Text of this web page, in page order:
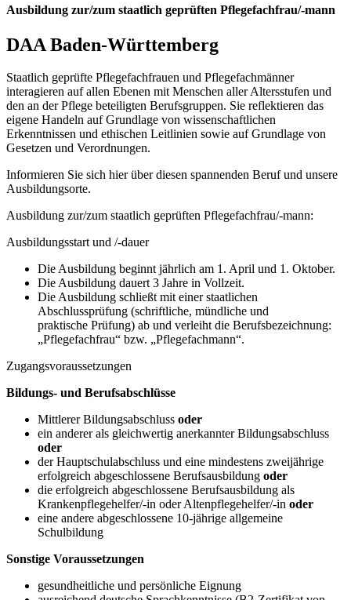
Ausbildung zur/zum staatlich geprüften Pflegefachfrau/-mann
DAA Baden-Württemberg
Staatlich geprüfte Pflegefachfrauen und Pflegefachmänner
interagieren auf allen Ebenen mit Menschen aller Altersstufen und
den an der Pflege beteiligten Berufsgruppen. Sie reflektieren das
eigene Handeln auf Grundlage von wissenschaftlichen
Erkenntnissen und ethischen Leitlinien sowie auf Grundlage von
Gesetzen und Verordnungen.
Informieren Sie sich hier über diesen spannenden Beruf und unsere
Ausbildungsorte.
Ausbildung zur/zum staatlich geprüften Pflegefachfrau/-mann:
Ausbildungsstart und /-dauer
Die Ausbildung beginnt jährlich am 1. April und 1. Oktober.
Die Ausbildung dauert 3 Jahre in Vollzeit.
Die Ausbildung schließt mit einer staatlichen
Abschlussprüfung (schriftliche, mündliche und
praktische Prüfung) ab und verleiht die Berufsbezeichnung:
„Pflegefachfrau“ bzw. „Pflegefachmann“.
Zugangsvoraussetzungen
Bildungs- und Berufsabschlüsse
Mittlerer Bildungsabschluss oder
ein anderer als gleichwertig anerkannter Bildungsabschluss
oder
der Hauptschulabschluss und eine mindestens zweijährige
erfolgreich abgeschlossene Berufsausbildung oder
die erfolgreich abgeschlossene Berufsausbildung als
Krankenpflegehelfer/-in oder Altenpflegehelfer/-in oder
eine andere abgeschlossene 10-jährige allgemeine
Schulbildung
Sonstige Voraussetzungen
gesundheitliche und persönliche Eignung